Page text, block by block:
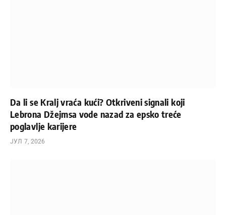
Da li se Kralj vraća kući? Otkriveni signali koji
Lebrona Džejmsa vode nazad za epsko treće
poglavlje karijere
ЈУЛ 7, 2026